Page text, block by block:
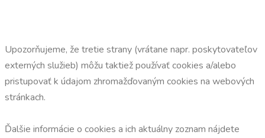
Upozorňujeme, že tretie strany (vrátane napr. poskytovateľov
externých služieb) môžu taktiež používať cookies a/alebo
pristupovať k údajom zhromažďovaným cookies na webových
stránkach.
Ďalšie informácie o cookies a ich aktuálny zoznam nájdete